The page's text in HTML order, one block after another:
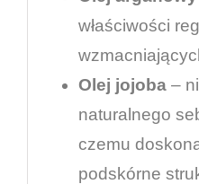
właściwości
Olej jojoba–
naturalnego
czemu
podskórne